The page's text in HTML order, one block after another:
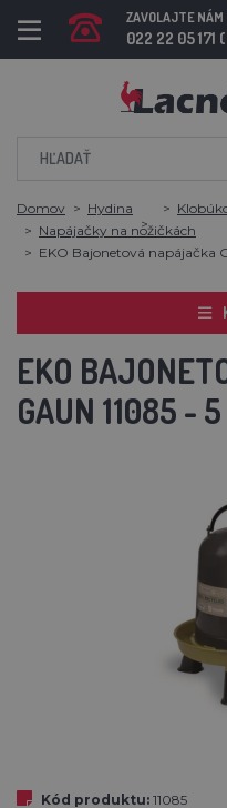
ZAVOLAJTE NÁM
022 22 05 171
Domov Hydina
Napájačky na nožičkách
EKO Bajonetová napájačka
EKO
GAUN 11085 -
Kód produktu: 11085